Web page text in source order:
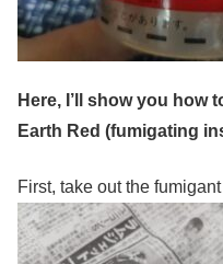
Here, I’ll show you how
Earth Red (fumigating
First, take out the